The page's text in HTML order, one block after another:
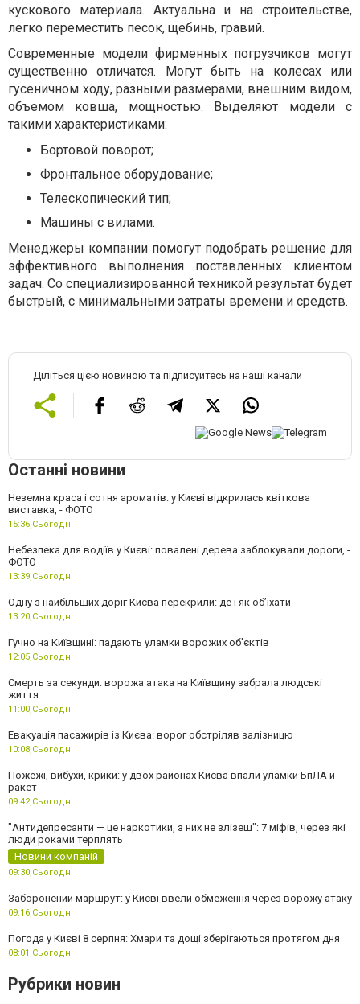
кускового материала. Актуальна и на строительстве,
легко переместить песок, щебинь, гравий.
Современные модели фирменных погрузчиков могут
существенно отличатся. Могут быть на колесах или
гусеничном ходу, разными размерами, внешним видом,
объемом ковша, мощностью. Выделяют модели с
такими характеристиками:
Бортовой поворот;
Фронтальное оборудование;
Телескопический тип;
Машины с вилами.
Менеджеры компании помогут подобрать решение для
эффективного выполнения поставленных клиентом
задач. Со специализированной техникой результат будет
быстрый, с минимальными затраты времени и средств.
Діліться цією новиною та підписуйтесь на наші канали
Останні новини
Неземна краса і сотня ароматів: у Києві відкрилась квіткова
виставка, - ФОТО
15:36, Сьогодні
Небезпека для водіїв у Києві: повалені дерева заблокували дороги, -
ФОТО
13:39, Сьогодні
Одну з найбільших доріг Києва перекрили: де і як об’їхати
13:20, Сьогодні
Гучно на Київщині: падають уламки ворожих об'єктів
12:05, Сьогодні
Смерть за секунди: ворожа атака на Київщину забрала людські
життя
11:00, Сьогодні
Евакуація пасажирів із Києва: ворог обстріляв залізницю
10:08, Сьогодні
Пожежі, вибухи, крики: у двох районах Києва впали уламки БпЛА й
ракет
09:42, Сьогодні
"Антидепресанти — це наркотики, з них не злізеш": 7 міфів, через які
люди роками терплять
Новини компаній
09:30, Сьогодні
Заборонений маршрут: у Києві ввели обмеження через ворожу атаку
09:16, Сьогодні
Погода у Києві 8 серпня: Хмари та дощі зберігаються протягом дня
08:01, Сьогодні
Рубрики новин